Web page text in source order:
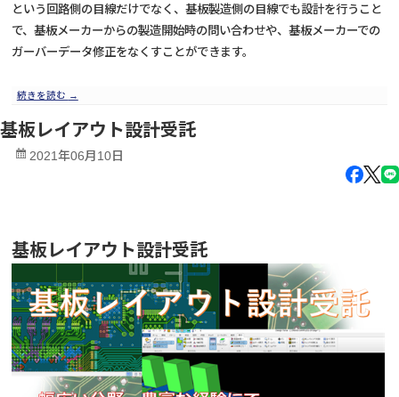
という回路側の目線だけでなく、基板製造側の目線でも設計を行うこと
で、基板メーカーからの製造開始時の問い合わせや、基板メーカーでの
ガーバーデータ修正をなくすことができます。
続きを読む →
基板レイアウト設計受託
2021年06月10日
基板レイアウト設計受託